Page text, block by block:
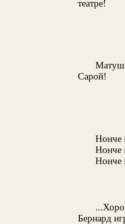
театре!
Сарой!
Нонче
Нонче
Нонче
Бернард